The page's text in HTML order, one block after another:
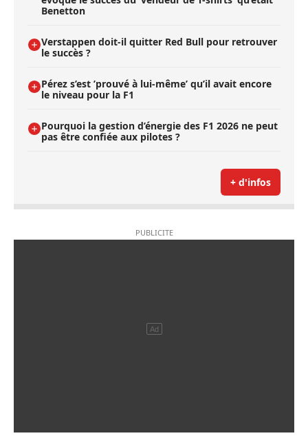
Benetton
Verstappen doit-il quitter Red Bull pour retrouver
le succès ?
Pérez s’est ’prouvé à lui-même’ qu’il avait encore
le niveau pour la F1
Pourquoi la gestion d’énergie des F1 2026 ne peut
pas être confiée aux pilotes ?
+ d'infos